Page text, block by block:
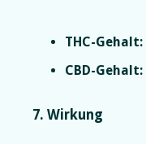
THC-Gehalt:
CBD-Gehalt:
7. Wirkung